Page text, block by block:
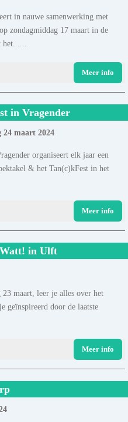
in nauwe samenwerking met
zondagmiddag 17 maart in de
Meer info
in Vragender
24 maart 2024
organiseert elk jaar een
& het Tan(c)kFest in het
Meer info
Watt! in Ulft
maart, leer je alles over het
geïnspireerd door de laatste
Meer info